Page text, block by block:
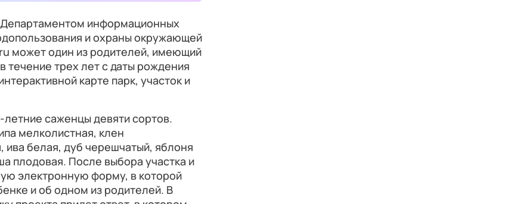
информационных
и охраны окружающей
может один из родителей, имеющий
трех лет с даты рождения
карте парк, участок и
летние саженцы девяти сортов.
мелколистная, клен
белая, дуб черешчатый, яблоня
плодовая. После выбора участка и
электронную форму, в которой
и об одном из родителей. В